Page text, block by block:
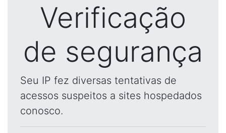
Verificação
de segurança
Seu IP fez diversas tentativas de
acessos suspeitos a sites hospedados
conosco.